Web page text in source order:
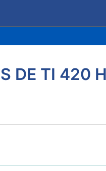
DE TI 420